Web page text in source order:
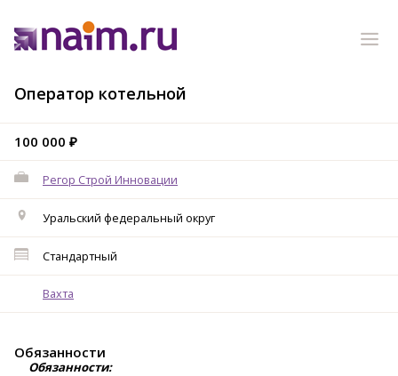
Оператор котельной
100 000 ₽
Регор Строй Инновации
Уральский федеральный округ
Стандартный
Вахта
Обязанности
Обязанности: